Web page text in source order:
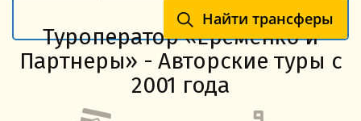
Найти трансферы
Туроператор «Еременко и
Партнеры» - Авторские туры с
2001 года